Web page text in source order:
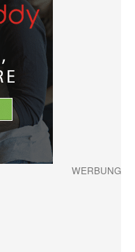
WERBUNG